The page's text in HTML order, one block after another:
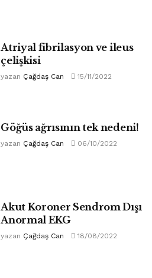
Atriyal fibrilasyon ve ileus
çelişkisi
yazan Çağdaş Can 15/11/2022
Göğüs ağrısının tek nedeni!
yazan Çağdaş Can 06/10/2022
Akut Koroner Sendrom Dışı
Anormal EKG
yazan Çağdaş Can 18/08/2022